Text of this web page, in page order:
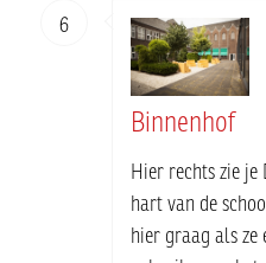
6
Binnenhof
Hier rechts zie je
hart van de
hier graag als ze